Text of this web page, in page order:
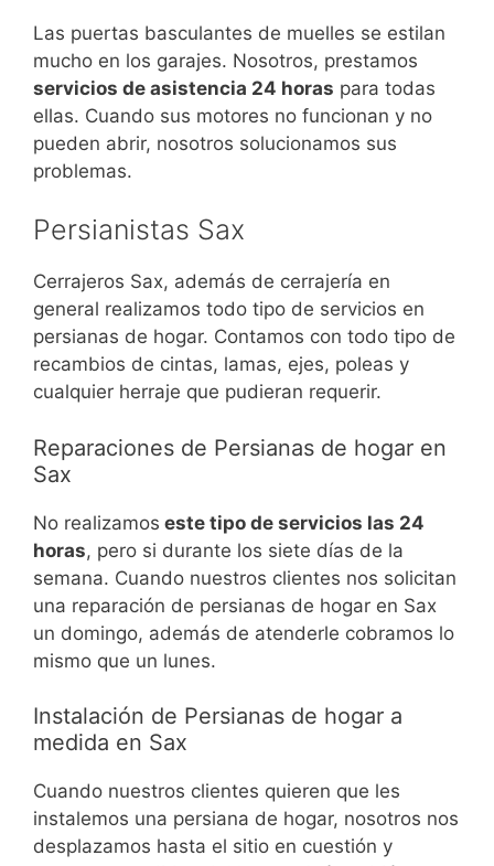
Las puertas basculantes de muelles se estilan
mucho en los garajes. Nosotros, prestamos
servicios de asistencia 24 horas para todas
ellas. Cuando sus motores no funcionan y no
pueden abrir, nosotros solucionamos sus
problemas.
Persianistas Sax
Cerrajeros Sax, además de cerrajería en
general realizamos todo tipo de servicios en
persianas de hogar. Contamos con todo tipo de
recambios de cintas, lamas, ejes, poleas y
cualquier herraje que pudieran requerir.
Reparaciones de Persianas de hogar en
Sax
No realizamos este tipo de servicios las 24
horas, pero si durante los siete días de la
semana. Cuando nuestros clientes nos solicitan
una reparación de persianas de hogar en Sax
un domingo, además de atenderle cobramos lo
mismo que un lunes.
Instalación de Persianas de hogar a
medida en Sax
Cuando nuestros clientes quieren que les
instalemos una persiana de hogar, nosotros nos
desplazamos hasta el sitio en cuestión y